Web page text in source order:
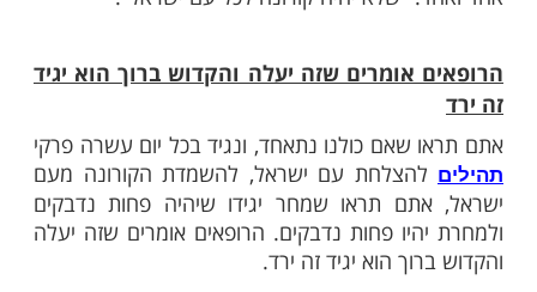
לא מפחד
תורה לא יקרה לו שום דבר.אומנםאסור לנו
על הנחיות משרד הבריאות , כפי
פעמים, אבל לפחד? בוודאי שאסור לפחד.
לא מפחד. ומי שלא מפחד לא יקרה לו הדבר